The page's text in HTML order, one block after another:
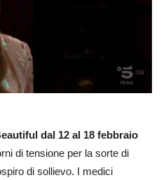
dal 12 al 18 febbraio
di tensione per la sorte di
di sollievo. I medici